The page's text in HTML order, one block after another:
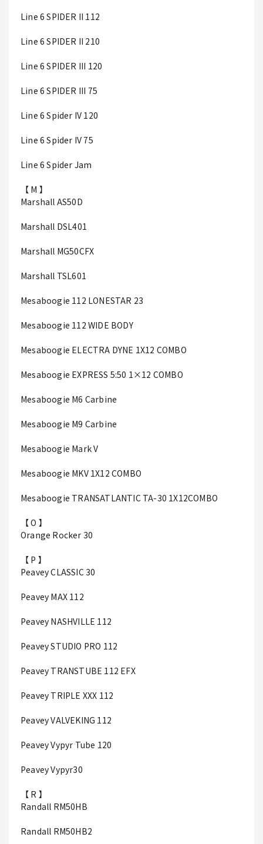
Line 6 SPIDER II 112
Line 6 SPIDER II 210
Line 6 SPIDER III 120
Line 6 SPIDER III 75
Line 6 Spider IV 120
Line 6 Spider IV 75
Line 6 Spider Jam
【 M 】
Marshall AS50D
Marshall DSL401
Marshall MG50CFX
Marshall TSL601
Mesaboogie 112 LONESTAR 23
Mesaboogie 112 WIDE BODY
Mesaboogie ELECTRA DYNE 1X12 COMBO
Mesaboogie EXPRESS 5:50 1×12 COMBO
Mesaboogie M6 Carbine
Mesaboogie M9 Carbine
Mesaboogie Mark V
Mesaboogie MKV 1X12 COMBO
Mesaboogie TRANSATLANTIC TA-30 1X12COMBO
【 O 】
Orange Rocker 30
【 P 】
Peavey CLASSIC 30
Peavey MAX 112
Peavey NASHVILLE 112
Peavey STUDIO PRO 112
Peavey TRANSTUBE 112 EFX
Peavey TRIPLE XXX 112
Peavey VALVEKING 112
Peavey Vypyr Tube 120
Peavey Vypyr30
【 R 】
Randall RM50HB
Randall RM50HB2